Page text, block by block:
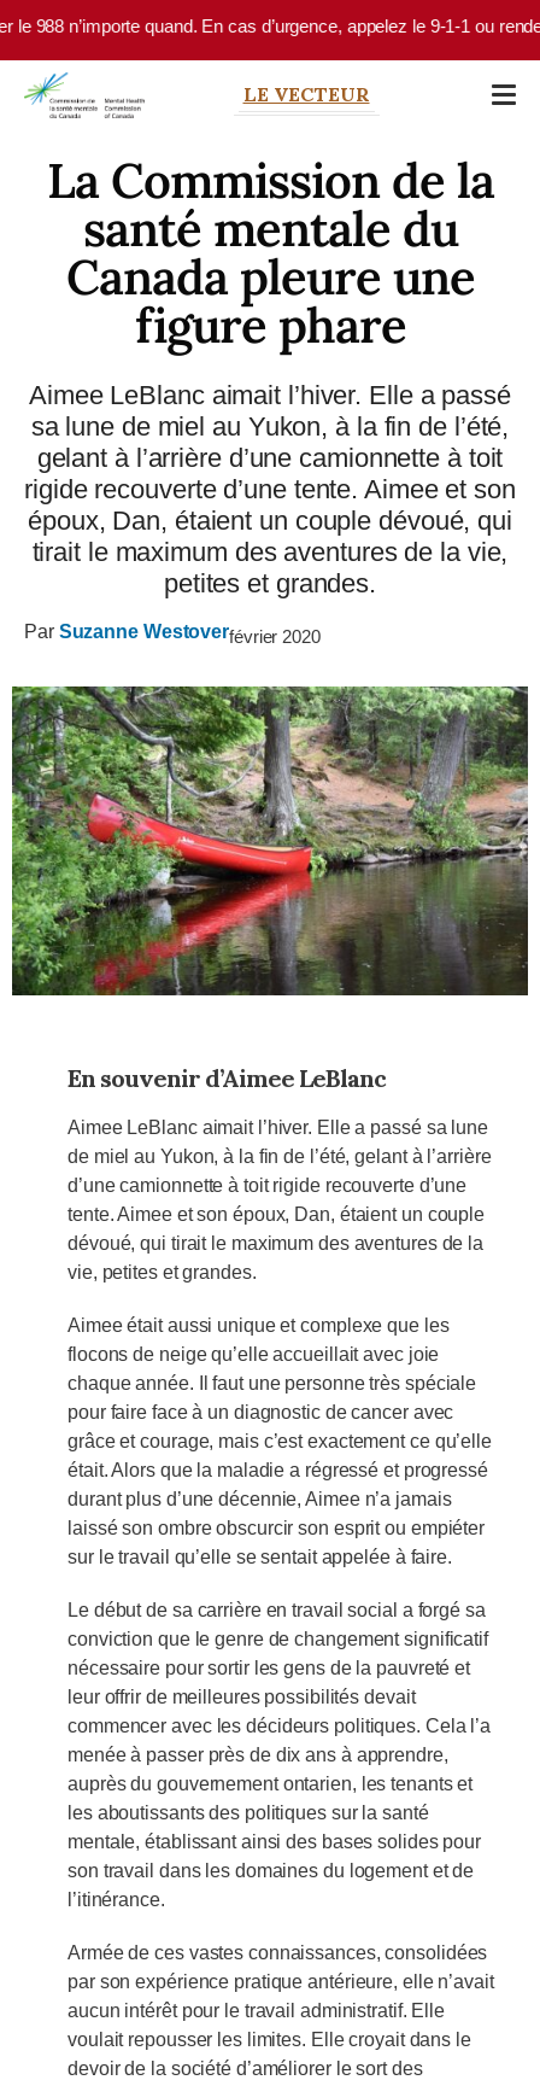
Skip to main content
n’importe quand. En cas d’urgence, appelez le 9-1-1 ou rendez-
LE VECTEUR
La Commission de la
santé mentale du
Canada pleure une
figure phare
Aimee LeBlanc aimait l’hiver. Elle a passé
sa lune de miel au Yukon, à la fin de l’été,
gelant à l’arrière d’une camionnette à toit
rigide recouverte d’une tente. Aimee et son
époux, Dan, étaient un couple dévoué, qui
tirait le maximum des aventures de la vie,
petites et grandes.
Par Suzanne Westoverfévrier 2020
En souvenir d’Aimee LeBlanc
Aimee LeBlanc aimait l’hiver. Elle a passé sa lune
de miel au Yukon, à la fin de l’été, gelant à l’arrière
d’une camionnette à toit rigide recouverte d’une
tente. Aimee et son époux, Dan, étaient un couple
dévoué, qui tirait le maximum des aventures de la
vie, petites et grandes.
Aimee était aussi unique et complexe que les
flocons de neige qu’elle accueillait avec joie
chaque année. Il faut une personne très spéciale
pour faire face à un diagnostic de cancer avec
grâce et courage, mais c’est exactement ce qu’elle
était. Alors que la maladie a régressé et progressé
durant plus d’une décennie, Aimee n’a jamais
laissé son ombre obscurcir son esprit ou empiéter
sur le travail qu’elle se sentait appelée à faire.
Le début de sa carrière en travail social a forgé sa
conviction que le genre de changement significatif
nécessaire pour sortir les gens de la pauvreté et
leur offrir de meilleures possibilités devait
commencer avec les décideurs politiques. Cela l’a
menée à passer près de dix ans à apprendre,
auprès du gouvernement ontarien, les tenants et
les aboutissants des politiques sur la santé
mentale, établissant ainsi des bases solides pour
son travail dans les domaines du logement et de
l’itinérance.
Armée de ces vastes connaissances, consolidées
par son expérience pratique antérieure, elle n’avait
aucun intérêt pour le travail administratif. Elle
voulait repousser les limites. Elle croyait dans le
devoir de la société d’améliorer le sort des